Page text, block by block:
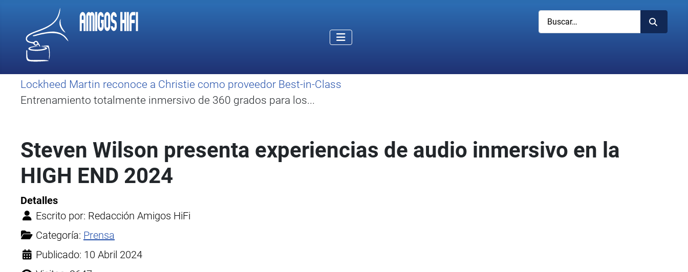
Buscar
Lockheed Martin reconoce a Christie como proveedor Best-in-Class
Entrenamiento totalmente inmersivo de 360 grados para los...
Steven Wilson presenta experiencias de audio inmersivo en la
HIGH END 2024
Detalles
Escrito por: Redacción Amigos HiFi
Categoría: Prensa
Publicado: 10 Abril 2024